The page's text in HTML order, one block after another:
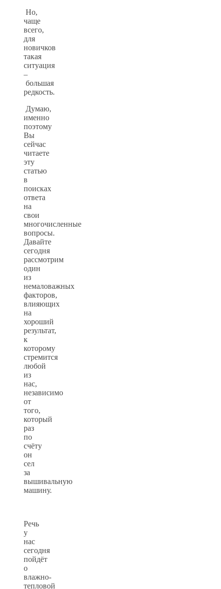
Но,
чаще
всего,
для
новичков
такая
ситуация
–
большая
редкость.
Думаю,
именно
поэтому
Вы
сейчас
читаете
эту
статью
в
поисках
ответа
на
свои
многочисленные
вопросы.
Давайте
сегодня
рассмотрим
один
из
немаловажных
факторов,
влияющих
на
хороший
результат,
к
которому
стремится
любой
из
нас,
независимо
от
того,
который
раз
по
счёту
он
сел
за
вышивальную
машину.
Речь
у
нас
сегодня
пойдёт
о
влажно-
тепловой